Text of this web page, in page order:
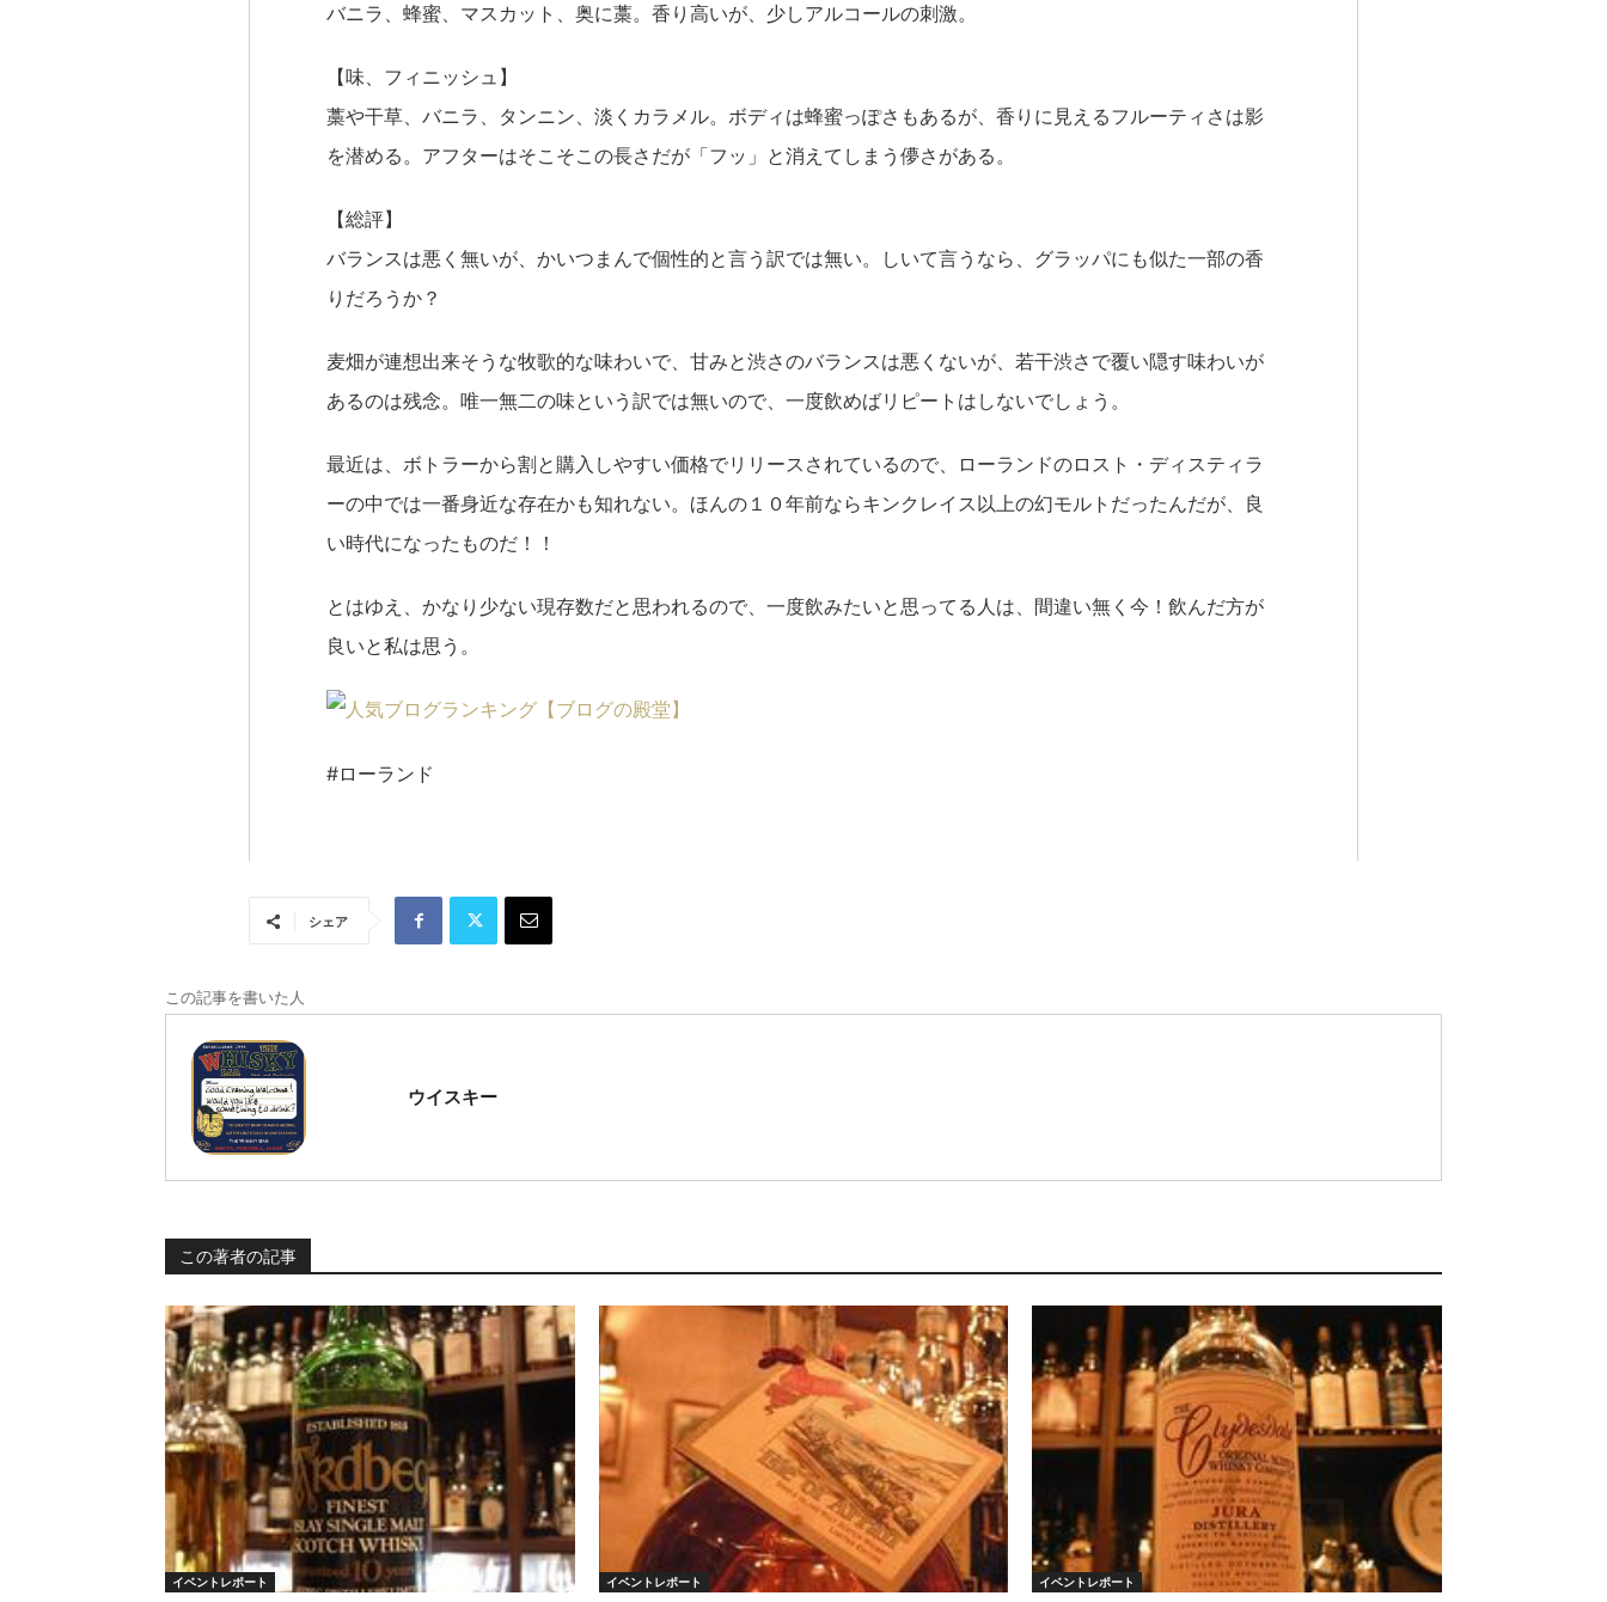
バニラ、蜂蜜、マスカット、奥に藁。香り高いが、少しアルコールの刺激。
【味、フィニッシュ】
藁や干草、バニラ、タンニン、淡くカラメル。ボディは蜂蜜っぽさもあるが、香りに見えるフルーティさは影
を潜める。アフターはそこそこの長さだが「フッ」と消えてしまう儚さがある。
【総評】
バランスは悪く無いが、かいつまんで個性的と言う訳では無い。しいて言うなら、グラッパにも似た一部の香
りだろうか？
麦畑が連想出来そうな牧歌的な味わいで、甘みと渋さのバランスは悪くないが、若干渋さで覆い隠す味わいが
あるのは残念。唯一無二の味という訳では無いので、一度飲めばリピートはしないでしょう。
最近は、ボトラーから割と購入しやすい価格でリリースされているので、ローランドのロスト・ディスティラ
ーの中では一番身近な存在かも知れない。ほんの１０年前ならキンクレイス以上の幻モルトだったんだが、良
い時代になったものだ！！
とはゆえ、かなり少ない現存数だと思われるので、一度飲みたいと思ってる人は、間違い無く今！飲んだ方が
良いと私は思う。
#ローランド
シェア
この記事を書いた人
ウイスキー
この著者の記事
イベントレポート イベントレポート イベントレポート